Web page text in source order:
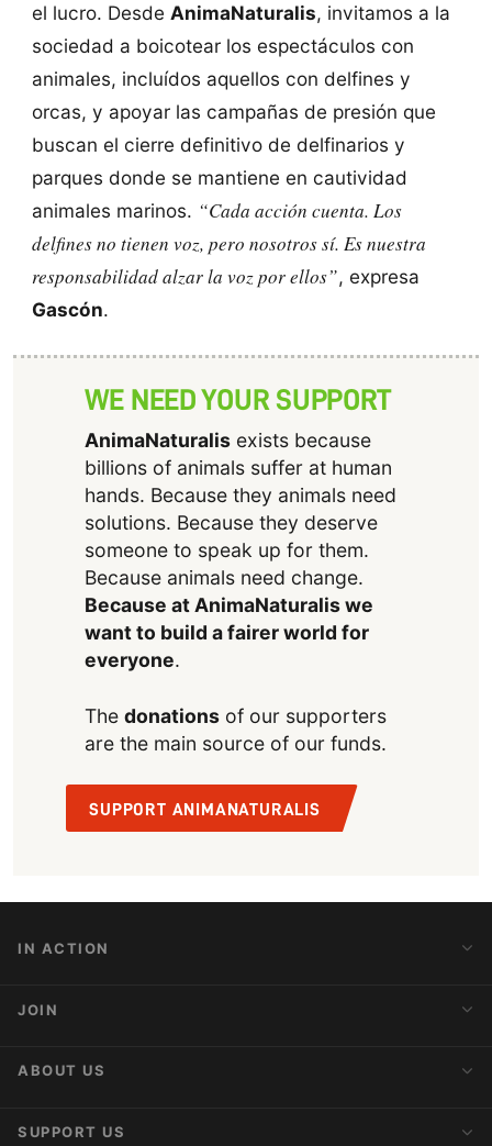
el lucro. Desde AnimaNaturalis, invitamos a la
sociedad a boicotear los espectáculos con
animales, incluídos aquellos con delfines y
orcas, y apoyar las campañas de presión que
buscan el cierre definitivo de delfinarios y
parques donde se mantiene en cautividad
animales marinos. “Cada acción cuenta. Los
delfines no tienen voz, pero nosotros sí. Es nuestra
responsabilidad alzar la voz por ellos”, expresa
Gascón.
WE NEED YOUR SUPPORT
AnimaNaturalisexists because
billions of animals suffer at human
hands. Because they animals need
solutions. Because they deserve
someone to speak up for them.
Because animals need change.
Because at AnimaNaturalis we
want to build a fairer world for
everyone.
The donationsof our supporters
are the main source of our funds.
SUPPORT ANIMANATURALIS
IN ACTION
JOIN
Activist Network
ABOUT US
About AnimaNaturalis
SUPPORT US